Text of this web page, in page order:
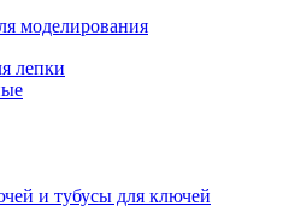
моделирования
лепки
и тубусы для ключей